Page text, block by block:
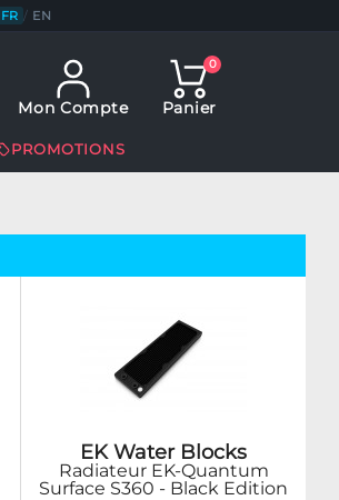
FR / EN
Mon Compte
0
Panier
PROMOTIONS
EK Water Blocks
Radiateur EK-Quantum
Surface S360 - Black Edition